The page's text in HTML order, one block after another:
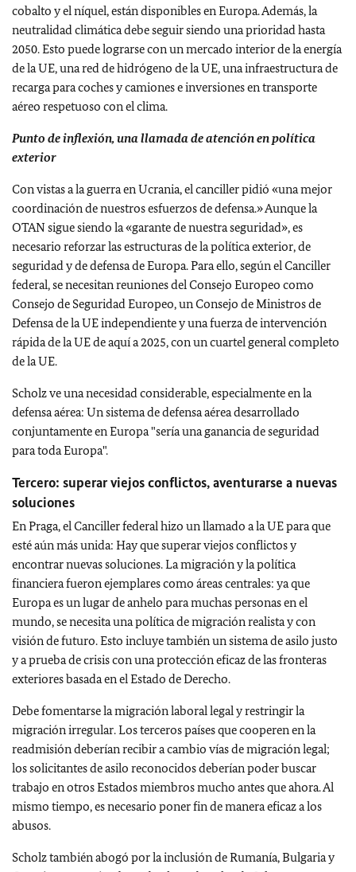
cobalto y el níquel, están disponibles en Europa. Además, la
neutralidad climática debe seguir siendo una prioridad hasta
2050. Esto puede lograrse con un mercado interior de la energía
de la UE, una red de hidrógeno de la UE, una infraestructura de
recarga para coches y camiones e inversiones en transporte
aéreo respetuoso con el clima.
Punto de inflexión, una llamada de atención en política
exterior
Con vistas a la guerra en Ucrania, el canciller pidió «una mejor
coordinación de nuestros esfuerzos de defensa.» Aunque la
OTAN sigue siendo la «garante de nuestra seguridad», es
necesario reforzar las estructuras de la política exterior, de
seguridad y de defensa de Europa. Para ello, según el Canciller
federal, se necesitan reuniones del Consejo Europeo como
Consejo de Seguridad Europeo, un Consejo de Ministros de
Defensa de la UE independiente y una fuerza de intervención
rápida de la UE de aquí a 2025, con un cuartel general completo
de la UE.
Scholz ve una necesidad considerable, especialmente en la
defensa aérea: Un sistema de defensa aérea desarrollado
conjuntamente en Europa "sería una ganancia de seguridad
para toda Europa".
Tercero: superar viejos conflictos, aventurarse a nuevas
soluciones
En Praga, el Canciller federal hizo un llamado a la UE para que
esté aún más unida: Hay que superar viejos conflictos y
encontrar nuevas soluciones. La migración y la política
financiera fueron ejemplares como áreas centrales: ya que
Europa es un lugar de anhelo para muchas personas en el
mundo, se necesita una política de migración realista y con
visión de futuro. Esto incluye también un sistema de asilo justo
y a prueba de crisis con una protección eficaz de las fronteras
exteriores basada en el Estado de Derecho.
Debe fomentarse la migración laboral legal y restringir la
migración irregular. Los terceros países que cooperen en la
readmisión deberían recibir a cambio vías de migración legal;
los solicitantes de asilo reconocidos deberían poder buscar
trabajo en otros Estados miembros mucho antes que ahora. Al
mismo tiempo, es necesario poner fin de manera eficaz a los
abusos.
Scholz también abogó por la inclusión de Rumanía, Bulgaria y